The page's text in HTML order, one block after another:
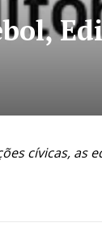
cívicas, as